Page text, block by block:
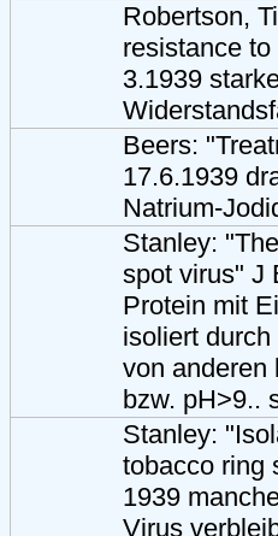
Robertson,
resistance
3.1939
Beers:
17.6.1939
Natrium-
Stanley:
spot virus" J
Protein mit
isoliert
von anderen
bzw. pH>9..
Stanley:
tobacco ring
1939
Virus